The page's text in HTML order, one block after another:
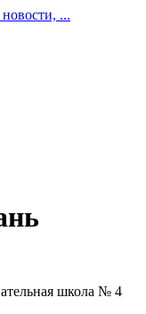
...
школа № 4